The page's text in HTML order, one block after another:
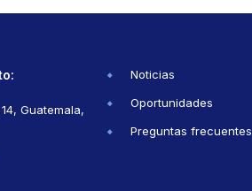
Guatemala,
Noticias
Oportunidades
Preguntas frecuentes